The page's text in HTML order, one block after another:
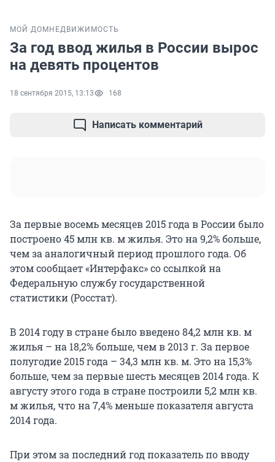
МОЙ ДОМ НЕДВИЖИМОСТЬ
За год ввод жилья в России вырос
на девять процентов
18 сентября 2015, 13:13 168
Написать комментарий
За первые восемь месяцев 2015 года в России было
построено 45 млн кв. м жилья. Это на 9,2% больше,
чем за аналогичный период прошлого года. Об
этом сообщает «Интерфакс» со ссылкой на
Федеральную службу государственной
статистики (Росстат).
В 2014 году в стране было введено 84,2 млн кв. м
жилья – на 18,2% больше, чем в 2013 г. За первое
полугодие 2015 года – 34,3 млн кв. м. Это на 15,3%
больше, чем за первые шесть месяцев 2014 года. К
августу этого года в стране построили 5,2 млн кв.
м жилья, что на 7,4% меньше показателя августа
2014 года.
При этом за последний год показатель по вводу